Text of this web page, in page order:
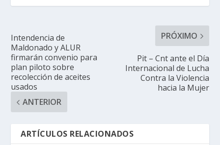
Intendencia de
Maldonado y ALUR
firmarán convenio para
plan piloto sobre
recolección de aceites
usados
ANTERIOR
PRÓXIMO
Pit – Cnt ante el Día
Internacional de Lucha
Contra la Violencia
hacia la Mujer
ARTÍCULOS RELACIONADOS